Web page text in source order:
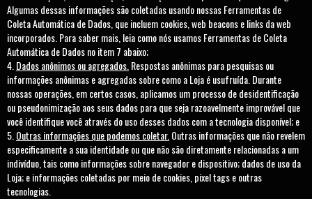
Algumas dessas informações são coletadas usando nossas Ferramentas de
Coleta Automática de Dados, que incluem cookies, web beacons e links da web
incorporados. Para saber mais, leia como nós usamos Ferramentas de Coleta
Automática de Dados no item 7 abaixo;
Dados anônimos ou agregados. Respostas anônimas para pesquisas ou
informações anônimas e agregadas sobre como a Loja é usufruída. Durante
nossas operações, em certos casos, aplicamos um processo de desidentificação
ou pseudonimização aos seus dados para que seja razoavelmente improvável que
você identifique você através do uso desses dados com a tecnologia disponível; e
Outras informações que podemos coletar. Outras informações que não revelem
especificamente a sua identidade ou que não são diretamente relacionadas a um
indivíduo, tais como informações sobre navegador e dispositivo; dados de uso da
Loja; e informações coletadas por meio de cookies, pixel tags e outras
tecnologias.